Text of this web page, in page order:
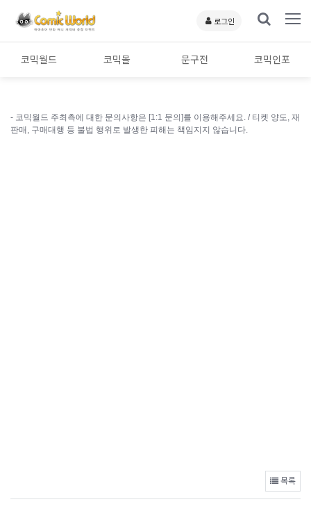
로그인
코믹월드 코믹몰 문구전 코믹인포
- 코믹월드 주최측에 대한 문의사항은 [1:1 문의]를 이용해주세요. / 티켓 양도, 재
판매, 구매대행 등 불법 행위로 발생한 피해는 책임지지 않습니다.
목록